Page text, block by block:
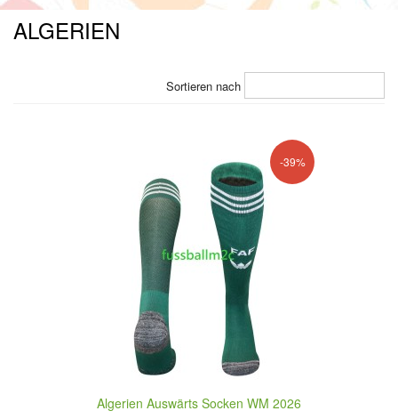
ALGERIEN
Sortieren nach
-39%
Algerien Auswärts Socken WM 2026